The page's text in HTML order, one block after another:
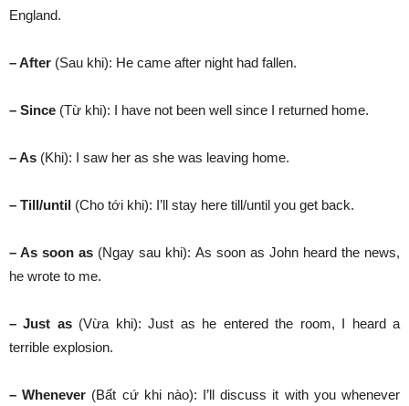
England.
– After (Sau khi): He came after night had fallen.
– Since (Từ khi): I have not been well since I returned home.
– As (Khi): I saw her as she was leaving home.
– Till/until (Cho tới khi): I’ll stay here till/until you get back.
– As soon as (Ngay sau khi): As soon as John heard the news,
he wrote to me.
– Just as(Vừa khi): Just as he entered the room, I heard a
terrible explosion.
– Whenever (Bất cứ khi nào): I’ll discuss it with you whenever